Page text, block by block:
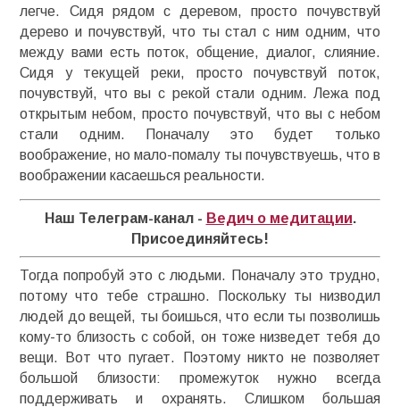
легче. Сидя рядом с деревом, просто почувствуй
дерево и почувствуй, что ты стал с ним одним, что
между вами есть поток, общение, диалог, слияние.
Сидя у текущей реки, просто почувствуй поток,
почувствуй, что вы с рекой стали одним. Лежа под
открытым небом, просто почувствуй, что вы с небом
стали одним. Поначалу это будет только
воображение, но мало-помалу ты почувствуешь, что в
воображении касаешься реальности.
Наш Телеграм-канал - Ведич о медитации.
Присоединяйтесь!
Тогда попробуй это с людьми. Поначалу это трудно,
потому что тебе страшно. Поскольку ты низводил
людей до вещей, ты боишься, что если ты позволишь
кому-то близость с собой, он тоже низведет тебя до
вещи. Вот что пугает. Поэтому никто не позволяет
большой близости: промежуток нужно всегда
поддерживать и охранять. Слишком большая